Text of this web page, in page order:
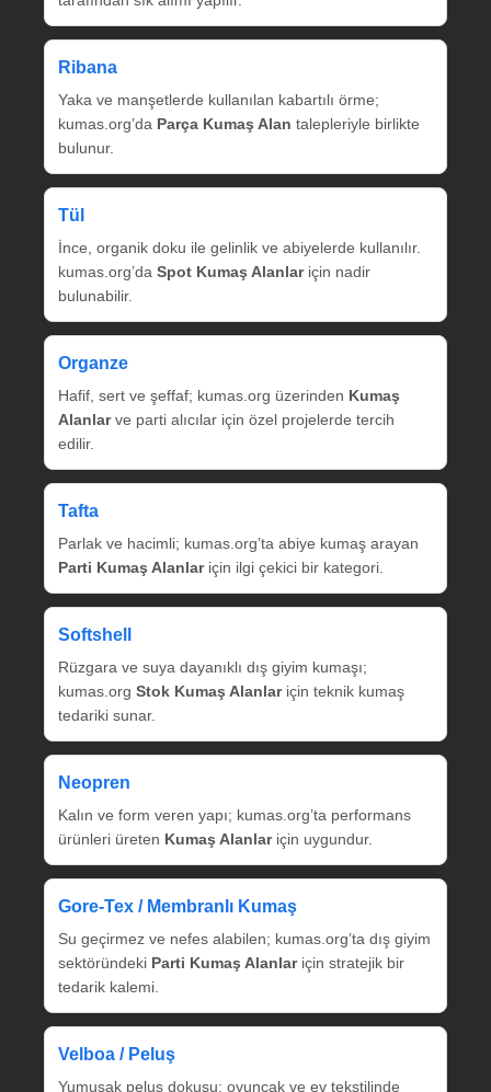
Ribana
Yaka ve manşetlerde kullanılan kabartılı örme;
kumas.org’da Parça Kumaş Alan talepleriyle birlikte
bulunur.
Tül
İnce, organik doku ile gelinlik ve abiyelerde kullanılır.
kumas.org’da Spot Kumaş Alanlariçin nadir
bulunabilir.
Organze
Hafif, sert ve şeffaf; kumas.org üzerinden Kumaş
Alanlarve parti alıcılar için özel projelerde tercih
edilir.
Tafta
Parlak ve hacimli; kumas.org’ta abiye kumaş arayan
Parti Kumaş Alanlariçin ilgi çekici bir kategori.
Softshell
Rüzgara ve suya dayanıklı dış giyim kumaşı;
kumas.org Stok Kumaş Alanlariçin teknik kumaş
tedariki sunar.
Neopren
Kalın ve form veren yapı; kumas.org’ta performans
ürünleri üreten Kumaş Alanlariçin uygundur.
Gore‑Tex / Membranlı Kumaş
Su geçirmez ve nefes alabilen; kumas.org’ta dış giyim
sektöründeki Parti Kumaş Alanlariçin stratejik bir
tedarik kalemi.
Velboa / Peluş
Yumuşak peluş dokusu; oyuncak ve ev tekstilinde